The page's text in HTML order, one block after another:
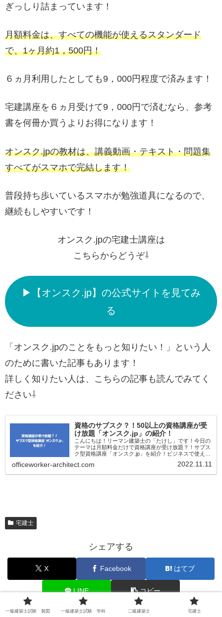
ぎっしり詰まっています！
月額料金は、すべての機能が使えるスタンダード
で、1ヶ月約1，500円！
６ヵ月利用したとしても9，000円程度で済みます！
宅建講座を６ヵ月受けて9，000円で済むなら、参考
書を何冊か買うよりお得になります！
オンスク.jpの教材は、講義動画・テキスト・問題集
すべてがスマホで完結します！
普段持ち歩いているスマホが勉強道具になるので、
継続もしやすいです！
オンスク.jpの宅建士講座は
こちらからどうぞ⇩
▶【オンスク.jp】の公式サイトを見てみ
る
「オンスク.jpのことをもっと知りたい！」という人
のために書いた記事もあります！
詳しく知りたい人は、こちらの記事も読んでみてく
ださい⇩
資格のサブスク？！50以上の資格講座が受
け放題「オンスク.jp」の紹介！
こんにちは！リーマン建築士の「たけし」です！今日の
テーマは月額料金だけで資格講座が受け放題？！サブス
ク型資格講座「オンスク.jp」を紹介！ビジネスで使える
い！そんな想いを抱いている人におすす...
officeworker-architect.com 2022.11.11
宅建士
シェアする
X Facebook はてブ
LINE コピー
一級建築士試験 製図 一級建築士試験 学科 二級建築士 宅建士